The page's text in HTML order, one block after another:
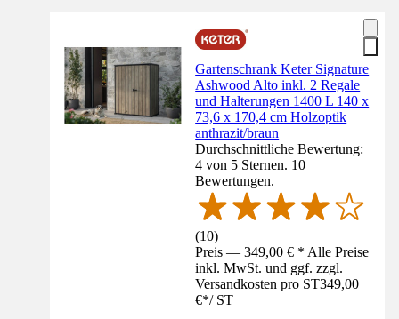
Gartenschrank Keter Signature
Ashwood Alto inkl. 2 Regale
und Halterungen 1400 L 140 x
73,6 x 170,4 cm Holzoptik
anthrazit/braun
Durchschnittliche Bewertung:
4 von 5 Sternen. 10
Bewertungen.
(10)
Preis — 349,00 € * Alle Preise
inkl. MwSt. und ggf. zzgl.
Versandkosten pro ST349,00
€*/ ST